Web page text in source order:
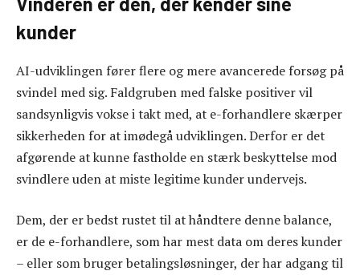
kunder
AI-udviklingen fører flere og mere avancerede forsøg på
svindel med sig. Faldgruben med falske positiver vil
sandsynligvis vokse i takt med, at e-forhandlere skærper
sikkerheden for at imødegå udviklingen. Derfor er det
afgørende at kunne fastholde en stærk beskyttelse mod
svindlere uden at miste legitime kunder undervejs.
Dem, der er bedst rustet til at håndtere denne balance,
er de e-forhandlere, som har mest data om deres kunder
– eller som bruger betalingsløsninger, der har adgang til